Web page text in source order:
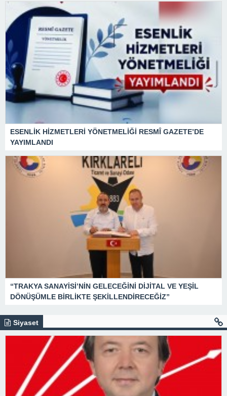
ESENLİK HİZMETLERİ YÖNETMELİĞİ RESMÎ GAZETE’DE
YAYIMLANDI
“TRAKYA SANAYİSİ’NİN GELECEĞİNİ DİJİTAL VE YEŞİL
DÖNÜŞÜMLE BİRLİKTE ŞEKİLLENDİRECEĞİZ”
Siyaset